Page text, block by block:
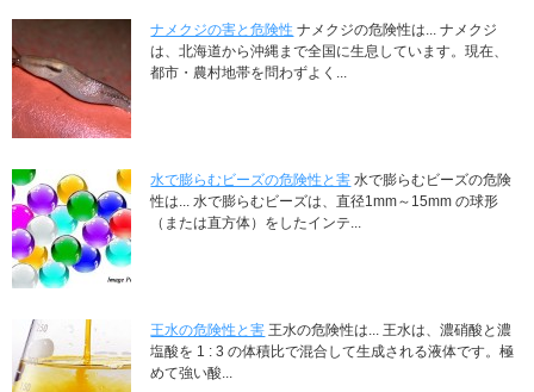
ナメクジの害と危険性 ナメクジの危険性は... ナメクジ
は、北海道から沖縄まで全国に生息しています。現在、
都市・農村地帯を問わずよく...
水で膨らむビーズの危険性と害 水で膨らむビーズの危険
性は... 水で膨らむビーズは、直径1mm～15mm の球形
（または直方体）をしたインテ...
王水の危険性と害 王水の危険性は... 王水は、濃硝酸と濃
塩酸を 1 : 3 の体積比で混合して生成される液体です。極
めて強い酸...